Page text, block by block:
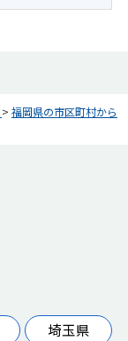
> 福岡県の市区町村から
埼玉県